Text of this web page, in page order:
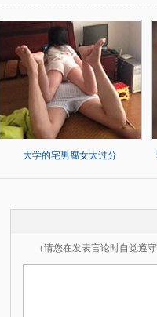
大学的宅男腐女太过分
（请您在发表言论时自觉遵